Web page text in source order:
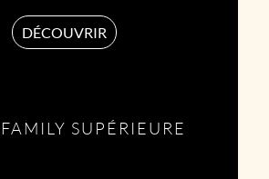
DÉCOUVRIR
SUPÉRIEURE